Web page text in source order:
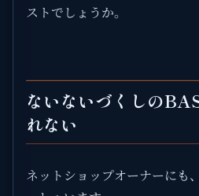
ストでしょうか。
ないないづくしの
れない
ネットショップオーナーにも